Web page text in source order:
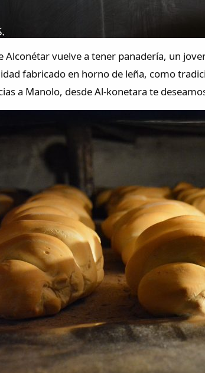
Alconétar vuelve a tener panadería, un
fabricado en horno de leña, como
a Manolo, desde Al-konetara te